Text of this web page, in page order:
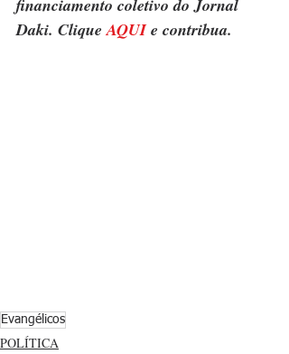
financiamento coletivo do Jornal
Daki. Clique AQUI e contribua.
Evangélicos
POLÍTICA